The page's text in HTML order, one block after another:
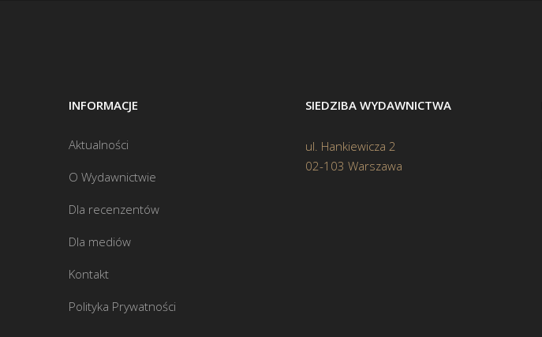
INFORMACJE
Aktualności
O Wydawnictwie
Dla recenzentów
Dla mediów
Kontakt
Polityka Prywatności
SIEDZIBA WYDAWNICTWA
ul. Hankiewicza 2
02-103 Warszawa